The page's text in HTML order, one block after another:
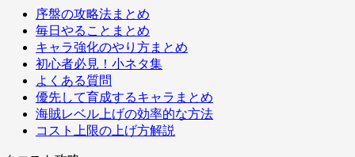
序盤の攻略法まとめ
毎日やることまとめ
キャラ強化のやり方まとめ
初心者必見！小ネタ集
よくある質問
優先して育成するキャラまとめ
海賊レベル上げの効率的な方法
コスト上限の上げ方解説